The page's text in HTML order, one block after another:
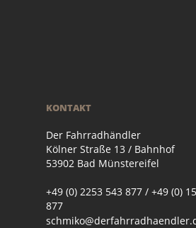
KONTAKT
Der Fahrradhändler
Kölner Straße 13 / Bahnhof
53902 Bad Münstereifel
+49 (0) 2253 543 877 / +49 (0)
877